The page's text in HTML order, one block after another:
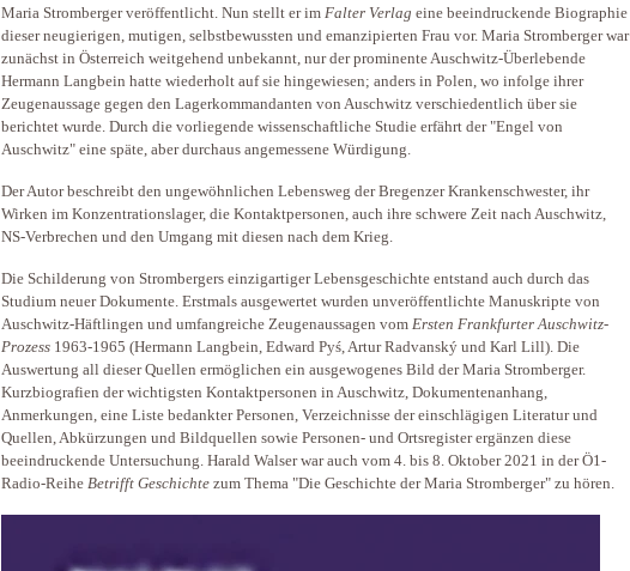
Maria Stromberger veröffentlicht. Nun stellt er im Falter Verlag eine beeindruckende Biographie
dieser neugierigen, mutigen, selbstbewussten und emanzipierten Frau vor. Maria Stromberger war
zunächst in Österreich weitgehend unbekannt, nur der prominente Auschwitz-Überlebende
Hermann Langbein hatte wiederholt auf sie hingewiesen; anders in Polen, wo infolge ihrer
Zeugenaussage gegen den Lagerkommandanten von Auschwitz verschiedentlich über sie
berichtet wurde. Durch die vorliegende wissenschaftliche Studie erfährt der "Engel von
Auschwitz" eine späte, aber durchaus angemessene Würdigung.
Der Autor beschreibt den ungewöhnlichen Lebensweg der Bregenzer Krankenschwester, ihr
Wirken im Konzentrationslager, die Kontaktpersonen, auch ihre schwere Zeit nach Auschwitz,
NS-Verbrechen und den Umgang mit diesen nach dem Krieg.
Die Schilderung von Strombergers einzigartiger Lebensgeschichte entstand auch durch das
Studium neuer Dokumente. Erstmals ausgewertet wurden unveröffentlichte Manuskripte von
Auschwitz-Häftlingen und umfangreiche Zeugenaussagen vom Ersten Frankfurter Auschwitz-
Prozess 1963-1965 (Hermann Langbein, Edward Pyś, Artur Radvanský und Karl Lill). Die
Auswertung all dieser Quellen ermöglichen ein ausgewogenes Bild der Maria Stromberger.
Kurzbiografien der wichtigsten Kontaktpersonen in Auschwitz, Dokumentenanhang,
Anmerkungen, eine Liste bedankter Personen, Verzeichnisse der einschlägigen Literatur und
Quellen, Abkürzungen und Bildquellen sowie Personen- und Ortsregister ergänzen diese
beeindruckende Untersuchung. Harald Walser war auch vom 4. bis 8. Oktober 2021 in der Ö1-
Radio-Reihe Betrifft Geschichte zum Thema "Die Geschichte der Maria Stromberger" zu hören.